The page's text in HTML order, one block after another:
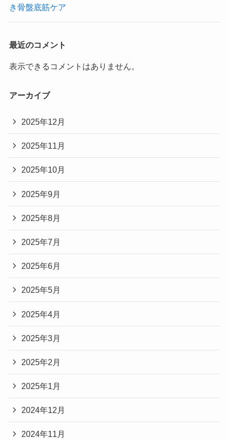
き骨盤底筋ケア
最近のコメント
表示できるコメントはありません。
アーカイブ
2025年12月
2025年11月
2025年10月
2025年9月
2025年8月
2025年7月
2025年6月
2025年5月
2025年4月
2025年3月
2025年2月
2025年1月
2024年12月
2024年11月